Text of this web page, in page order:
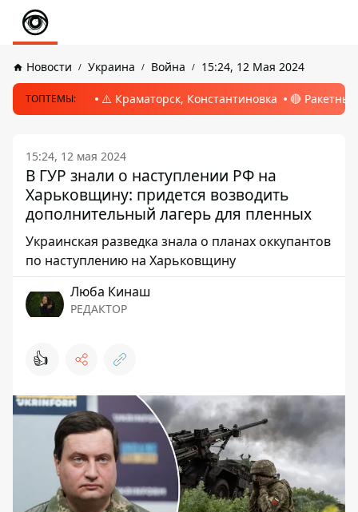
Новости Украина Война 15:24, 12 Мая 2024
ТОПТЕМЫ: ⚠️ Краматорск, Константиновка 🔴
15:24, 12 мая 2024
В ГУР знали о наступлении РФ на
Харьковщину: придется возводить
дополнительный лагерь для пленных
Украинская разведка знала о планах оккупантов
по наступлению на Харьковщину
Люба Кинаш
РЕДАКТОР
👍